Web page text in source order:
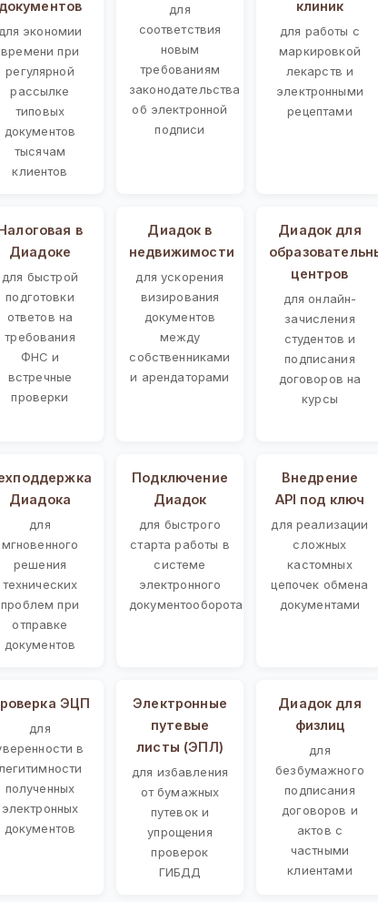
документов
для экономии
времени при
регулярной
рассылке
типовых
документов
тысячам
клиентов
для
соответствия
новым
требованиям
законодательства
об электронной
подписи
клиник
для работы с
маркировкой
лекарств и
электронными
рецептами
в
Диадоке
для быстрой
подготовки
ответов на
требования
ФНС и
встречные
проверки
Диадок в
недвижимости
для ускорения
визирования
документов
между
собственниками
и арендаторами
Диадок для
центров
для онлайн-
зачисления
студентов и
подписания
договоров на
курсы
Диадока
для
мгновенного
решения
технических
проблем при
отправке
документов
Подключение
Диадок
для быстрого
старта работы в
системе
электронного
документооборота
Внедрение
API под ключ
для реализации
сложных
кастомных
цепочек обмена
документами
ЭЦП
для
в
легитимности
полученных
электронных
документов
Электронные
путевые
листы (ЭПЛ)
для избавления
от бумажных
путевок и
упрощения
проверок
ГИБДД
Диадок для
физлиц
для
безбумажного
подписания
договоров и
актов с
частными
клиентами